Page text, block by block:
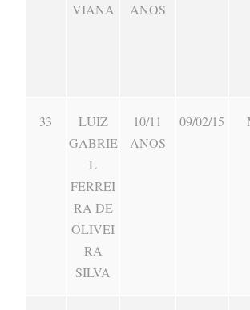
VIANA
ANOS
33
LUIZ
GABRIE
L
FERREI
RA DE
OLIVEI
RA
SILVA
10/11
ANOS
09/02/15